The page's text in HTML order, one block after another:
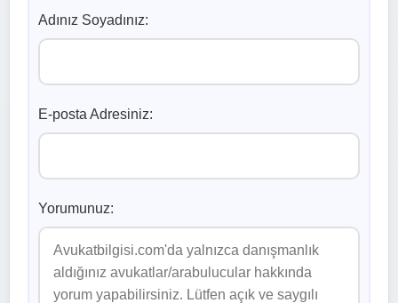
Adınız Soyadınız:
E-posta Adresiniz:
Yorumunuz: